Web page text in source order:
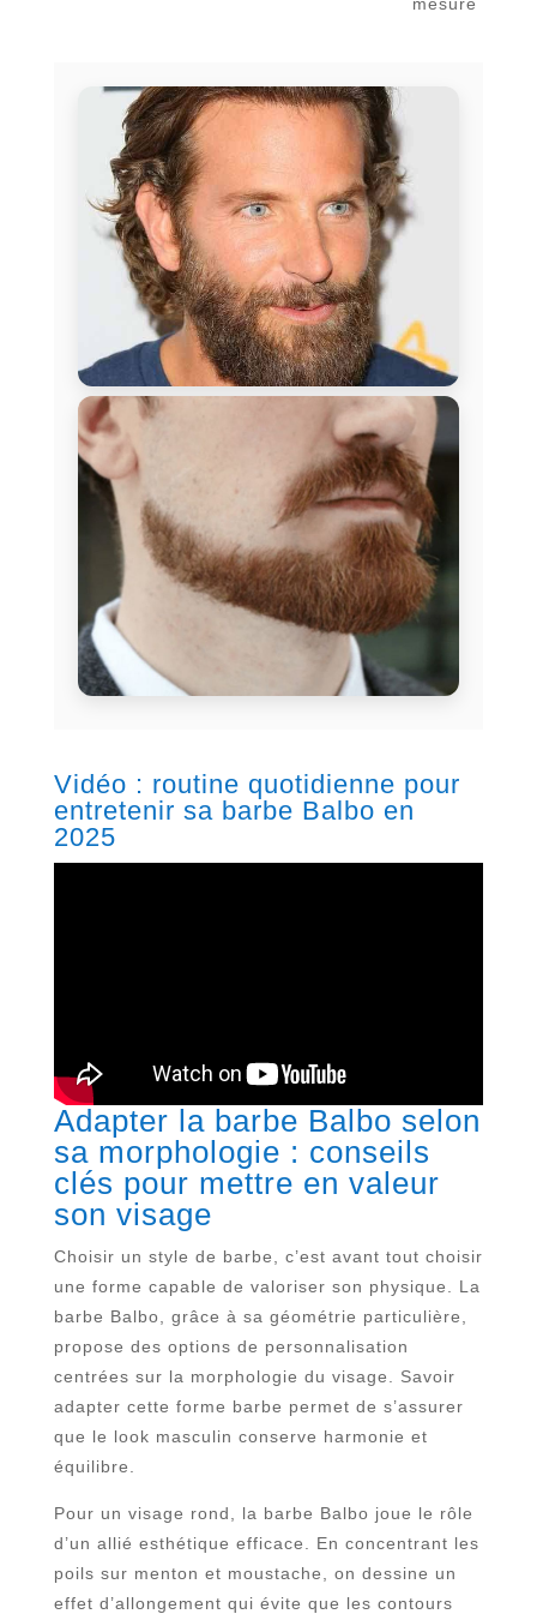
Vidéo : routine quotidienne pour
entretenir sa barbe Balbo en
2025
Adapter la barbe Balbo selon
sa morphologie : conseils
clés pour mettre en valeur
son visage
Choisir un style de barbe, c’est avant tout choisir
une forme capable de valoriser son physique. La
barbe Balbo, grâce à sa géométrie particulière,
propose des options de personnalisation
centrées sur la morphologie du visage. Savoir
adapter cette forme barbe permet de s’assurer
que le look masculin conserve harmonie et
équilibre.
Pour un visage rond, la barbe Balbo joue le rôle
d’un allié esthétique efficace. En concentrant les
poils sur menton et moustache, on dessine un
effet d’allongement qui évite que les contours